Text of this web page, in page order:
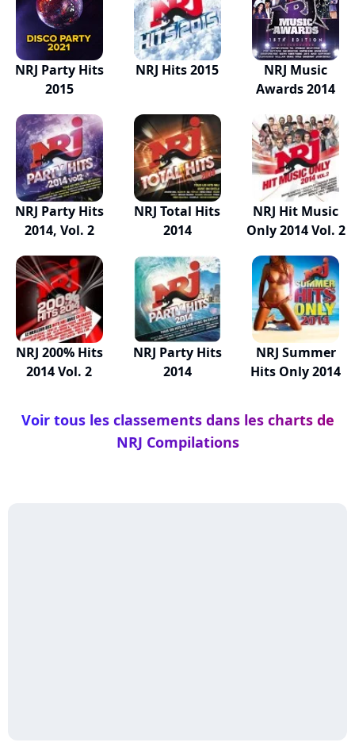
NRJ Party Hits
2015
NRJ Hits 2015
NRJ Music
Awards 2014
NRJ Party Hits
2014, Vol. 2
NRJ Total Hits
2014
NRJ Hit Music
Only 2014 Vol. 2
NRJ 200% Hits
2014 Vol. 2
NRJ Party Hits
2014
NRJ Summer
Hits Only 2014
Voir tous les classements dans les charts de
NRJ Compilations